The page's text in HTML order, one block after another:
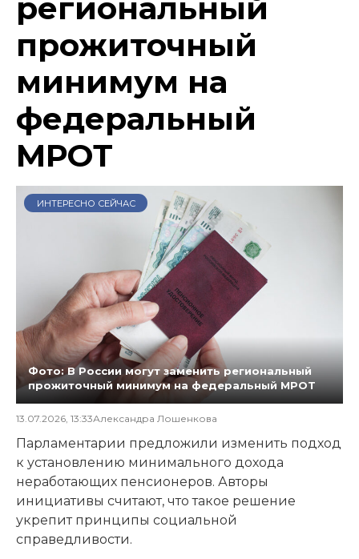
региональный
прожиточный
минимум на
федеральный
МРОТ
ИНТЕРЕСНО СЕЙЧАС
Фото: В России могут заменить региональный
прожиточный минимум на федеральный МРОТ
13.07.2026, 13:33Александра Лошенкова
Парламентарии предложили изменить подход
к установлению минимального дохода
неработающих пенсионеров. Авторы
инициативы считают, что такое решение
укрепит принципы социальной
справедливости.